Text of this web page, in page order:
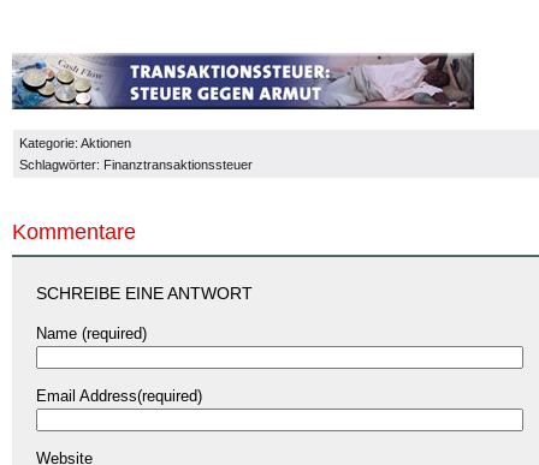
Kategorie: Aktionen
Schlagwörter: Finanztransaktionssteuer
Kommentare
SCHREIBE EINE ANTWORT
Name (required)
Email Address(required)
Website